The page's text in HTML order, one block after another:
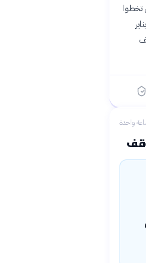
للاعبين الذين تخطوا
واحدة